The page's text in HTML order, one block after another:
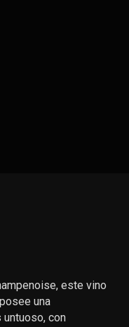
este vino
una
untuoso, con